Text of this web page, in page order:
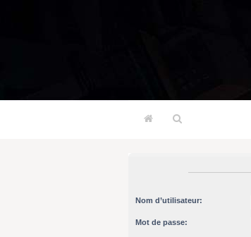
Nom d’utilisateur:
Mot de passe: